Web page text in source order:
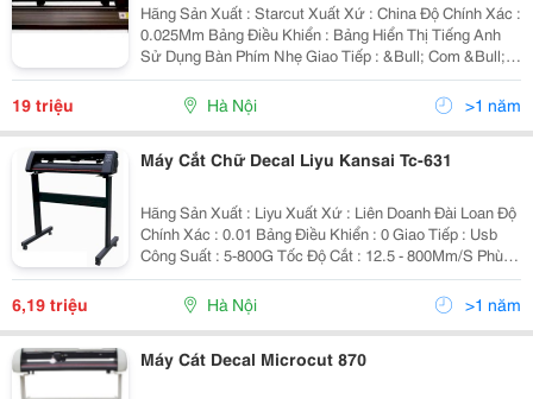
Hãng Sản Xuất : Starcut Xuất Xứ : China Độ Chính Xác :
0.025Mm Bảng Điều Khiển : Bảng Hiển Thị Tiếng Anh
Sử Dụng Bàn Phím Nhẹ Giao Tiếp : &Bull; Com &Bull;
Usb Tốc Độ Cắt : 10-400Mm/S
19 triệu Hà Nội >1 năm
Máy Cắt Chữ Decal Liyu Kansai Tc-631
Hãng Sản Xuất : Liyu Xuất Xứ : Liên Doanh Đài Loan Độ
Chính Xác : 0.01 Bảng Điều Khiển : 0 Giao Tiếp : Usb
Công Suất : 5-800G Tốc Độ Cắt : 12.5 - 800Mm/S Phù
Hợp Với Khổ Giấy, Decal Rộng 710Mm Độ Cắt Rộng
Nhất 630Mm Bàn Phím 7 Phím Silicon Êm Ái, 12M
6,19 triệu Hà Nội >1 năm
Máy Cát Decal Microcut 870